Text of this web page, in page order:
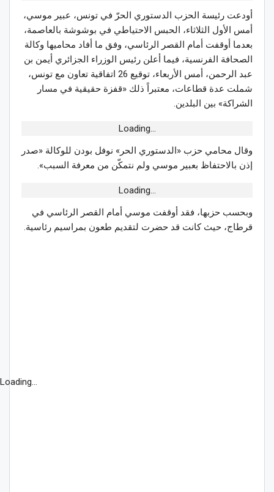
أودعت رئيسة الحزب الدستوري الحرّ في تونس، عبير موسي،
أمس الأول الثلاثاء، الحبس الاحتياطي في بوشوشة بالعاصمة،
بعدما أوقفت أمام القصر الرئاسي، وفق ما أفاد محاميها وكالة
الصحافة الفرنسية، فيما أعلن رئيس الوزراء الجزائري أيمن بن
عبد الرحمن، أمس الأربعاء، توقيع 26 اتفاقية تعاون مع تونس،
شملت عدة قطاعات، معتبراً ذلك «قفزة حقيقية في مسار
الشراكة» بين البلدين.
Loading...
وقال محامي حزب «الدستوري الحر» نوفل بودن للوكالة «صدر
إذن بالاحتفاظ بعبير موسي ولم نتمكّن من معرفة السبب».
Loading...
وبحسب حزبها، فقد أوقفت موسي أمام القصر الرئاسي في
قرطاج، حيث كانت قد حضرت لتقديم طعون بمراسيم رئاسية.
Loading...